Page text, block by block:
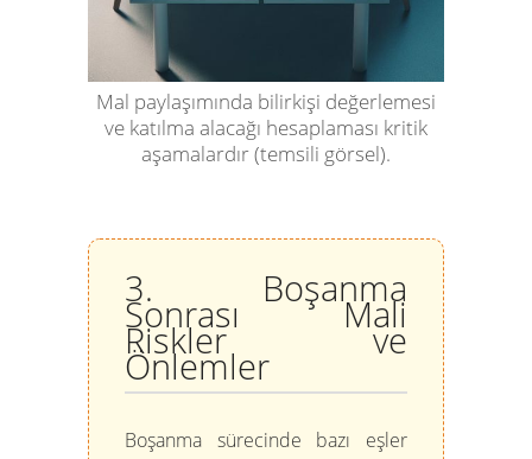
Mal paylaşımında bilirkişi değerlemesi
ve katılma alacağı hesaplaması kritik
aşamalardır (temsili görsel).
3. Boşanma
Sonrası Mali
Riskler ve
Önlemler
Boşanma sürecinde bazı eşler